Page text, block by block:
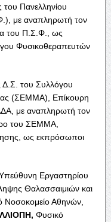
του Πανελληνίου
με αναπληρωτή τον
του Π.Σ.Φ., ως
Φυσικοθεραπευτών
Δ.Σ. του Συλλόγου
(ΣΕΜΜΑ), Επίκουρη
με αναπληρωτή τον
του ΣΕΜΜΑ,
ως εκπρόσωποι
Εργαστηρίου
Θαλασσαιμιών και
Νοσοκομείο Αθηνών,
, Φυσικό